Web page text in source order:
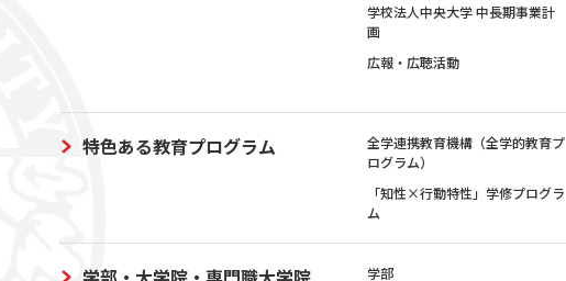
学校法人中央大学 中長期事業計
画
広報・広聴活動
特色ある教育プログラム
全学連携教育機構（全学的教育プ
ログラム）
「知性×行動特性」学修プログラ
ム
学部